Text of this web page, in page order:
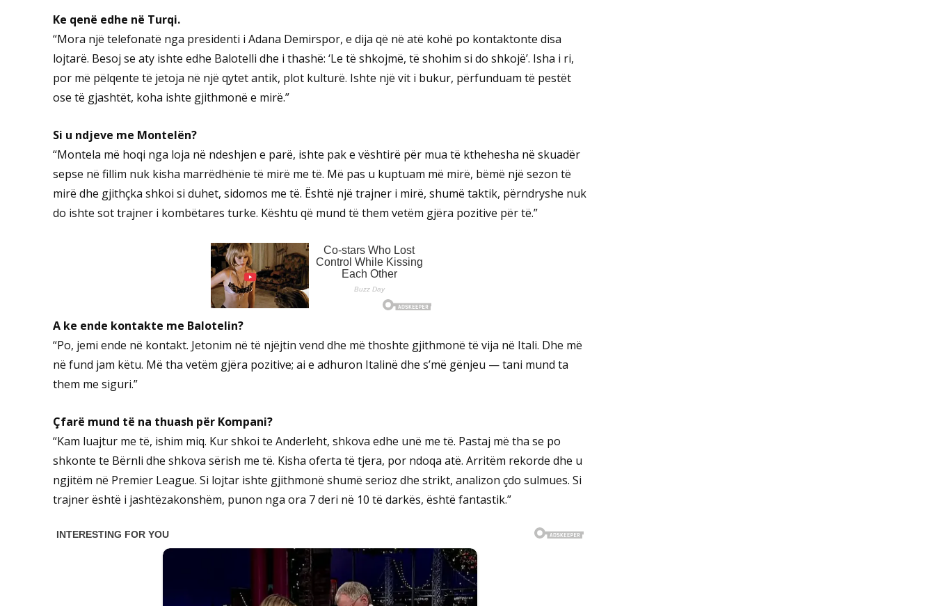
Ke qenë edhe në Turqi.
“Mora një telefonatë nga presidenti i Adana Demirspor, e dija që në atë kohë po kontaktonte disa
lojtarë. Besoj se aty ishte edhe Balotelli dhe i thashë: ‘Le të shkojmë, të shohim si do shkojë’. Isha i ri,
por më pëlqente të jetoja në një qytet antik, plot kulturë. Ishte një vit i bukur, përfunduam të pestët
ose të gjashtët, koha ishte gjithmonë e mirë.”
Si u ndjeve me Montelën?
“Montela më hoqi nga loja në ndeshjen e parë, ishte pak e vështirë për mua të kthehesha në skuadër
sepse në fillim nuk kisha marrëdhënie të mirë me të. Më pas u kuptuam më mirë, bëmë një sezon të
mirë dhe gjithçka shkoi si duhet, sidomos me të. Është një trajner i mirë, shumë taktik, përndryshe nuk
do ishte sot trajner i kombëtares turke. Kështu që mund të them vetëm gjëra pozitive për të.”
A ke ende kontakte me Balotelin?
“Po, jemi ende në kontakt. Jetonim në të njëjtin vend dhe më thoshte gjithmonë të vija në Itali. Dhe më
në fund jam këtu. Më tha vetëm gjëra pozitive; ai e adhuron Italinë dhe s’më gënjeu — tani mund ta
them me siguri.”
Çfarë mund të na thuash për Kompani?
“Kam luajtur me të, ishim miq. Kur shkoi te Anderleht, shkova edhe unë me të. Pastaj më tha se po
shkonte te Bërnli dhe shkova sërish me të. Kisha oferta të tjera, por ndoqa atë. Arritëm rekorde dhe u
ngjitëm në Premier League. Si lojtar ishte gjithmonë shumë serioz dhe strikt, analizon çdo sulmues. Si
trajner është i jashtëzakonshëm, punon nga ora 7 deri në 10 të darkës, është fantastik.”